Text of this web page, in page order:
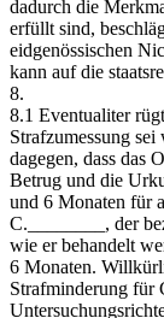
dadurch die
erfüllt sind,
eidgenössischen
kann auf die
8.
8.1 Eventualiter
Strafzumessung
dagegen, dass das
Betrug und die
und 6 Monaten für
C.________, der
wie er behandelt
6 Monaten.
Strafminderung für